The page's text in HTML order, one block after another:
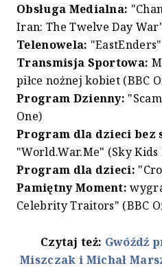
Obsługa Medialna:
Iran: The Twelve Day
Telenowela:
Transmisja Sportowa:
piłce nożnej kobiet (BBC
Program Dzienny:
One)
Program dla dzieci bez
"World.War.Me" (Sky
Program dla dzieci:
Pamiętny Moment:
Celebrity Traitors" (BBC
Czytaj też: Gwóźdź
Miszczak i Michał